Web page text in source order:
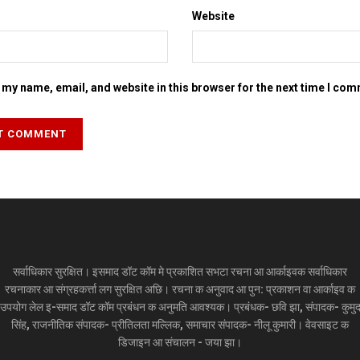
Website
my name, email, and website in this browser for the next time I
सर्वाधिकार सुरक्षित। इसमाद डॉट कॉम मे प्रकाशित सभटा रचना आ आर्काइवक सर्वाधिकार
रचनाकार आ संग्रहकर्त्ता लग सुरक्षित अछि। रचना क अनुवाद आ पुन: प्रकाशन वा आर्काइव क
उपयोग लेल इ-समाद डॉट कॉम प्रबंधन क अनुमति आवश्यक। प्रबंधक- छवि झा, संपादक- कुमुद
सिंह, राजनीतिक संपादक- प्रीतिलता मल्लिक, समाचार संपादक- नीलू कुमारी। वेवसाइट क
डिजाइन आ संचालन - जया झा।